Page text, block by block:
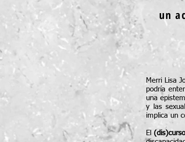
un
Merri Lisa
podría
una
y las
implica un
El